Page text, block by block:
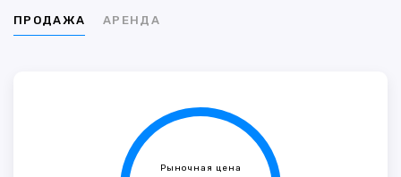
ПРОДАЖА АРЕНДА
Рыночная цена